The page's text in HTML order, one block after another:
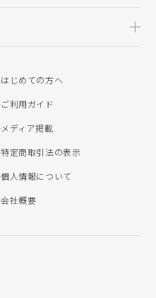
はじめての方へ
ご利用ガイド
メディア掲載
特定商取引法の表示
個人情報について
会社概要